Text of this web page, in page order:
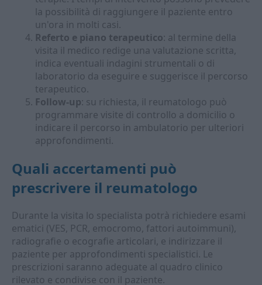
la possibilità di raggiungere il paziente entro
un'ora in molti casi.
Referto e piano terapeutico: al termine della
visita il medico redige una valutazione scritta,
indica eventuali indagini strumentali o di
laboratorio da eseguire e suggerisce il percorso
terapeutico.
Follow-up: su richiesta, il reumatologo può
programmare visite di controllo a domicilio o
indicare il percorso in ambulatorio per ulteriori
approfondimenti.
Quali accertamenti può
prescrivere il reumatologo
Durante la visita lo specialista potrà richiedere esami
ematici (VES, PCR, emocromo, fattori autoimmuni),
radiografie o ecografie articolari, e indirizzare il
paziente per approfondimenti specialistici. Le
prescrizioni saranno adeguate al quadro clinico
rilevato e condivise con il paziente.